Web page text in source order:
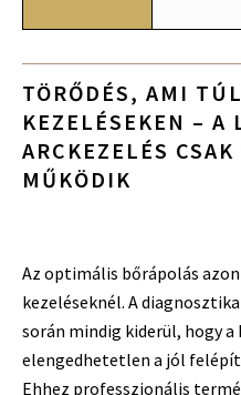
TÖRŐDÉS, AMI
KEZELÉSEKEN – A
ARCKEZELÉS
MŰKÖDIK
Az optimális bőrápolás
kezeléseknél. A
során mindig kiderül, hogy
elengedhetetlen a jól
Ehhez professzionális